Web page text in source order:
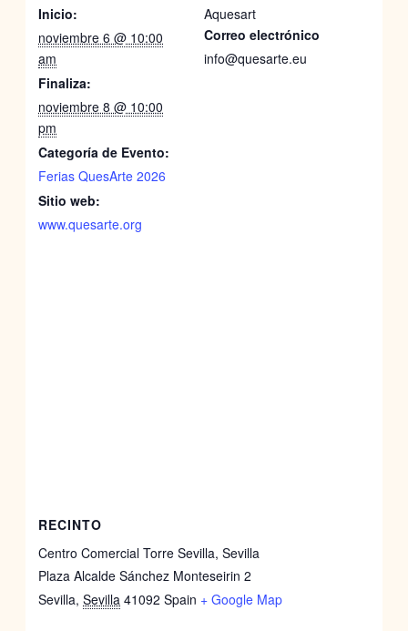
Inicio:
noviembre 6 @ 10:00
am
Finaliza:
noviembre 8 @ 10:00
pm
Categoría de Evento:
Ferias QuesArte 2026
Sitio web:
www.quesarte.org
Aquesart
Correo electrónico
info@quesarte.eu
RECINTO
Centro Comercial Torre Sevilla, Sevilla
Plaza Alcalde Sánchez Monteseirin 2
Sevilla, Sevilla 41092 Spain + Google Map